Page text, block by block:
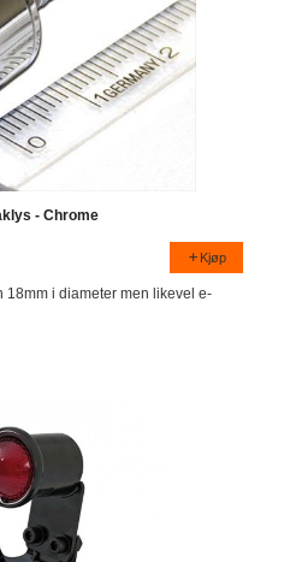
- Chrome
Kjøp
18mm i diameter men likevel e-